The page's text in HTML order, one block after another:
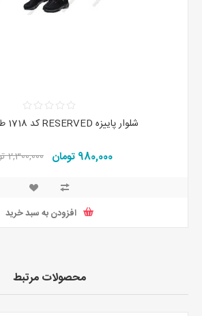
شلوار پاییزه RESERVED کد 1718 طرح چریکی
980,000 تومان 2,300,000 تومان
افزودن به سبد خرید
محصولات مرتبط